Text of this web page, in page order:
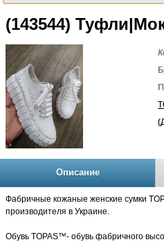
(143544)
Описание
Фабричные кожаные женские сумки
производителя в Украине.
Обувь TOPAS™- обувь фабричного